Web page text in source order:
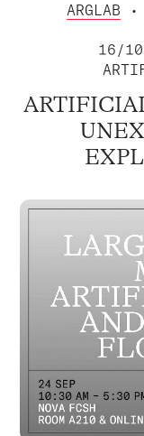
ARGLAB •
16/